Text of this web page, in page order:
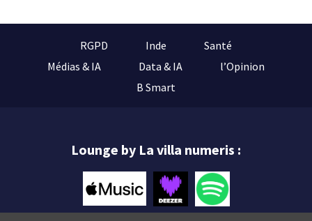
RGPD Inde
Santé
Médias & IA
Data & IA
l’Opinion
B Smart
Lounge by La villa numeris :